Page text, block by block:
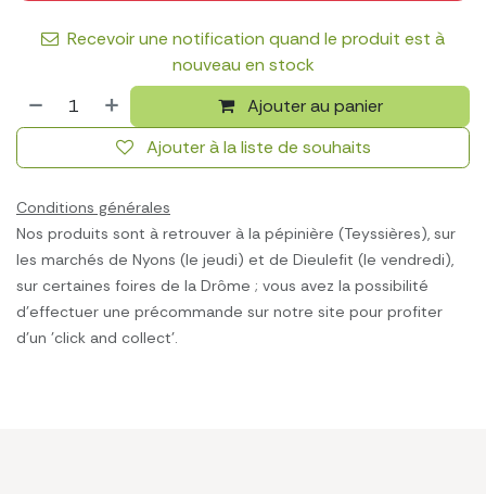
Recevoir une notification quand le produit est à
nouveau en stock
Ajouter au panier
Ajouter à la liste de souhaits
Conditions générales
Nos produits sont à retrouver à la pépinière (Teyssières), sur
les marchés de Nyons (le jeudi) et de Dieulefit (le vendredi),
sur certaines foires de la Drôme ; vous avez la possibilité
d'effectuer une précommande sur notre site pour profiter
d'un 'click and collect'.